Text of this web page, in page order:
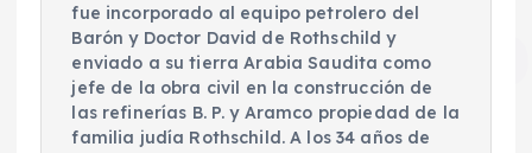
fue incorporado al equipo petrolero del
Barón y Doctor David de Rothschild y
enviado a su tierra Arabia Saudita como
jefe de la obra civil en la construcción de
las refinerías B. P. y Aramco propiedad de la
familia judía Rothschild. A los 34 años de